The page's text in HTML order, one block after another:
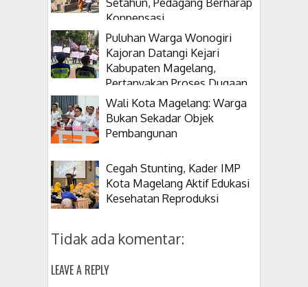
Konpensasi
Puluhan Warga Wonogiri
Kajoran Datangi Kejari
Kabupaten Magelang,
Pertanyakan Proses Dugaan
Korupsi Kepala Desanya
Wali Kota Magelang: Warga
Bukan Sekadar Objek
Pembangunan
Cegah Stunting, Kader IMP
Kota Magelang Aktif Edukasi
Kesehatan Reproduksi
Tidak ada komentar:
LEAVE A REPLY